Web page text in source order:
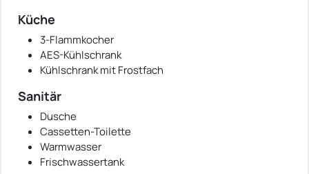
Küche
3-Flammkocher
AES-Kühlschrank
Kühlschrank mit Frostfach
Sanitär
Dusche
Cassetten-Toilette
Warmwasser
Frischwassertank